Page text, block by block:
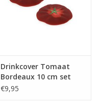
Drinkcover Tomaat
Bordeaux 10 cm set
van 2
€9,95